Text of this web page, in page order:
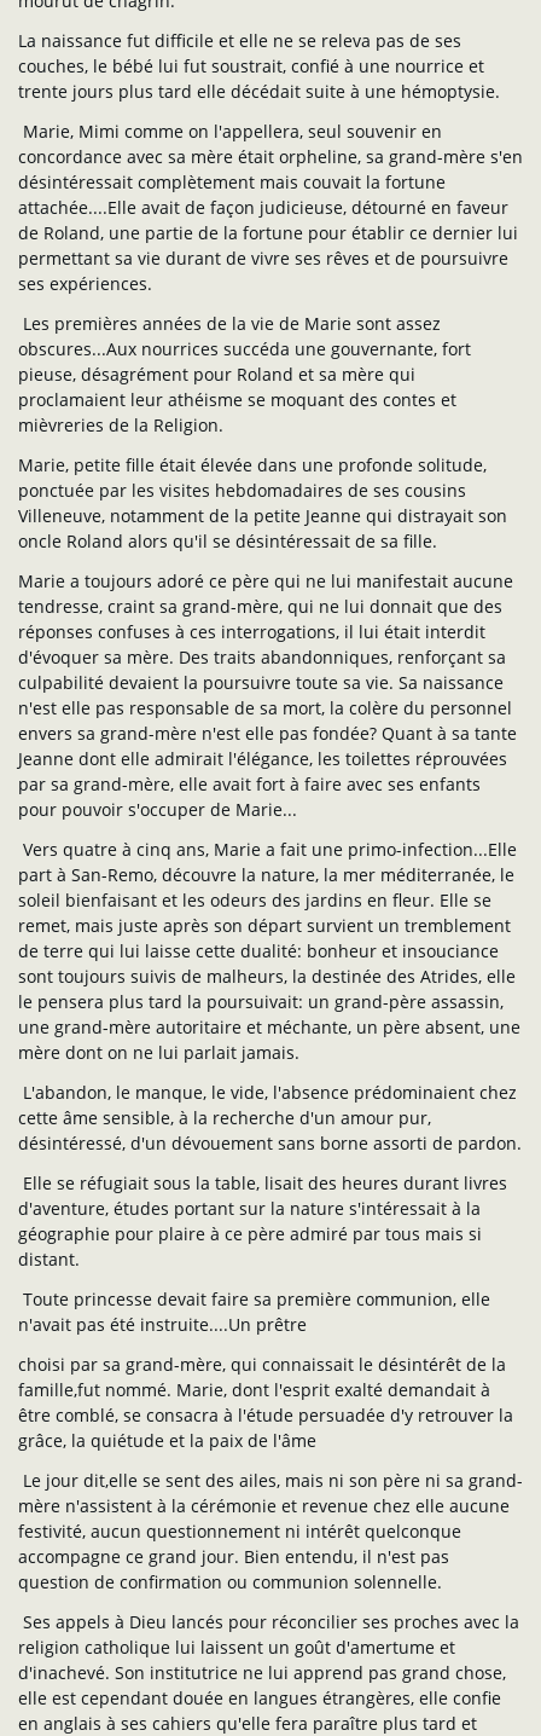
La naissance fut difficile et elle ne se releva pas de ses
couches, le bébé lui fut soustrait, confié à une nourrice et
trente jours plus tard elle décédait suite à une hémoptysie.
Marie, Mimi comme on l'appellera, seul souvenir en
concordance avec sa mère était orpheline, sa grand-mère s'en
désintéressait complètement mais couvait la fortune
attachée....Elle avait de façon judicieuse, détourné en faveur
de Roland, une partie de la fortune pour établir ce dernier lui
permettant sa vie durant de vivre ses rêves et de poursuivre
ses expériences.
Les premières années de la vie de Marie sont assez
obscures...Aux nourrices succéda une gouvernante, fort
pieuse, désagrément pour Roland et sa mère qui
proclamaient leur athéisme se moquant des contes et
mièvreries de la Religion.
Marie, petite fille était élevée dans une profonde solitude,
ponctuée par les visites hebdomadaires de ses cousins
Villeneuve, notamment de la petite Jeanne qui distrayait son
oncle Roland alors qu'il se désintéressait de sa fille.
Marie a toujours adoré ce père qui ne lui manifestait aucune
tendresse, craint sa grand-mère, qui ne lui donnait que des
réponses confuses à ces interrogations, il lui était interdit
d'évoquer sa mère. Des traits abandonniques, renforçant sa
culpabilité devaient la poursuivre toute sa vie. Sa naissance
n'est elle pas responsable de sa mort, la colère du personnel
envers sa grand-mère n'est elle pas fondée? Quant à sa tante
Jeanne dont elle admirait l'élégance, les toilettes réprouvées
par sa grand-mère, elle avait fort à faire avec ses enfants
pour pouvoir s'occuper de Marie...
Vers quatre à cinq ans, Marie a fait une primo-infection...Elle
part à San-Remo, découvre la nature, la mer méditerranée, le
soleil bienfaisant et les odeurs des jardins en fleur. Elle se
remet, mais juste après son départ survient un tremblement
de terre qui lui laisse cette dualité: bonheur et insouciance
sont toujours suivis de malheurs, la destinée des Atrides, elle
le pensera plus tard la poursuivait: un grand-père assassin,
une grand-mère autoritaire et méchante, un père absent, une
mère dont on ne lui parlait jamais.
L'abandon, le manque, le vide, l'absence prédominaient chez
cette âme sensible, à la recherche d'un amour pur,
désintéressé, d'un dévouement sans borne assorti de pardon.
Elle se réfugiait sous la table, lisait des heures durant livres
d'aventure, études portant sur la nature s'intéressait à la
géographie pour plaire à ce père admiré par tous mais si
distant.
Toute princesse devait faire sa première communion, elle
n'avait pas été instruite....Un prêtre
choisi par sa grand-mère, qui connaissait le désintérêt de la
famille,fut nommé. Marie, dont l'esprit exalté demandait à
être comblé, se consacra à l'étude persuadée d'y retrouver la
grâce, la quiétude et la paix de l'âme
Le jour dit,elle se sent des ailes, mais ni son père ni sa grand-
mère n'assistent à la cérémonie et revenue chez elle aucune
festivité, aucun questionnement ni intérêt quelconque
accompagne ce grand jour. Bien entendu, il n'est pas
question de confirmation ou communion solennelle.
Ses appels à Dieu lancés pour réconcilier ses proches avec la
religion catholique lui laissent un goût d'amertume et
d'inachevé. Son institutrice ne lui apprend pas grand chose,
elle est cependant douée en langues étrangères, elle confie
en anglais à ses cahiers qu'elle fera paraître plus tard et